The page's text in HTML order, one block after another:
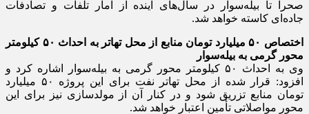
صحرا تا بیله‌سوار در سال‌های آینده از آمار تلفات و تصادفات
جاده‌ای کاسته خواهد شد.
اختصاص ۵۰ میلیارد تومان منابع از محل تهاتر به احداث ۵۰ کیلومتر
محور گرمی به بیله‌سوار
وی به احداث ۵۰ کیلومتر محور گرمی به بیله‌سوار اشاره کرد و
افزود: قرار شده از محل تهاتر نفت برای این پروژه ۵۰ میلیارد
تومان منابع تزریق شود و در کنار آن از مولدسازی نیز برای این
محور مواصلاتی تأمین اعتبار خواهد شد.